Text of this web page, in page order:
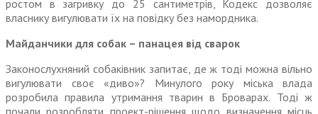
ростом в загривку до 25 сантиметрів, Кодекс дозволяє
власнику вигулювати їх на повідку без намордника.
Майданчики для собак – панацея від сварок
Законослухняний собаківник запитає, де ж тоді можна вільно
вигулювати своє «диво»? Минулого року міська влада
розробила правила утримання тварин в Броварах. Тоді ж